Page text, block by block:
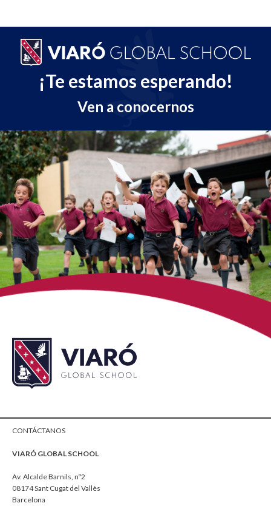
¡Te estamos esperando!
Ven a conocernos
CONTÁCTANOS
VIARÓ GLOBAL SCHOOL
Av. Alcalde Barnils, nº2
08174 Sant Cugat del Vallès
Barcelona